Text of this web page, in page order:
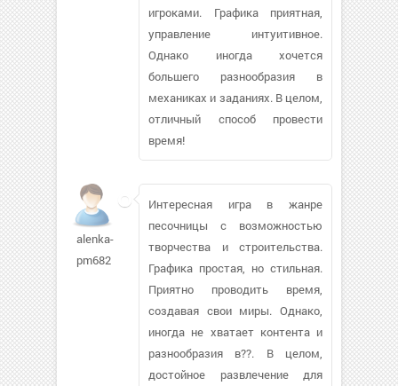
игроками. Графика приятная,
управление интуитивное.
Однако иногда хочется
большего разнообразия в
механиках и заданиях. В целом,
отличный способ провести
время!
alenka-
pm682
Интересная игра в жанре
песочницы с возможностью
творчества и строительства.
Графика простая, но стильная.
Приятно проводить время,
создавая свои миры. Однако,
иногда не хватает контента и
разнообразия в??. В целом,
достойное развлечение для